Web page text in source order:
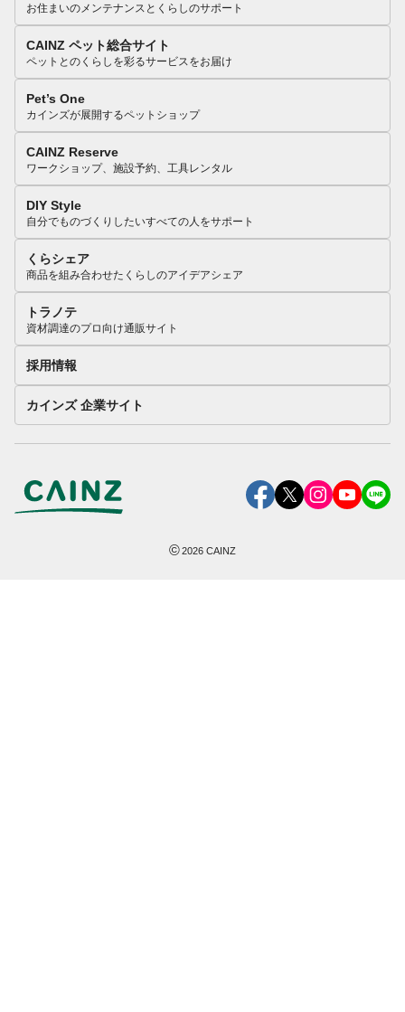
お住まいのメンテナンスとくらしのサポート
CAINZ ペット総合サイト
ペットとのくらしを彩るサービスをお届け
Pet’s One
カインズが展開するペットショップ
CAINZ Reserve
ワークショップ、施設予約、工具レンタル
DIY Style
自分でものづくりしたいすべての人をサポート
くらシェア
商品を組み合わせたくらしのアイデアシェア
トラノテ
資材調達のプロ向け通販サイト
採用情報
カインズ 企業サイト
©2026 CAINZ